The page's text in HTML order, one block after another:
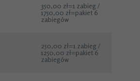
350,00 zł=1 zabieg /
1750,00 zł=pakiet 6
zabiegów
250,00 zł=1 zabieg /
1250,00 zł=pakiet 6
zabiegów